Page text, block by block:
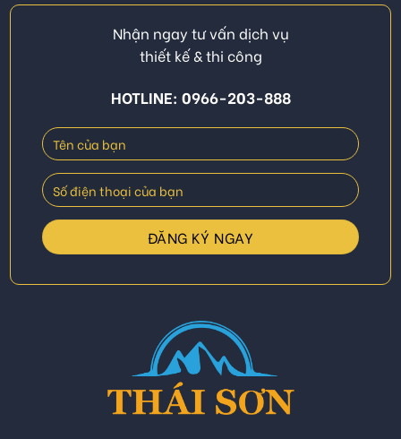
Nhận ngay tư vấn dịch vụ
thiết kế & thi công
HOTLINE: 0966-203-888